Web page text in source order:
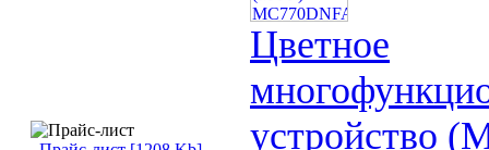
Цветное
устройство